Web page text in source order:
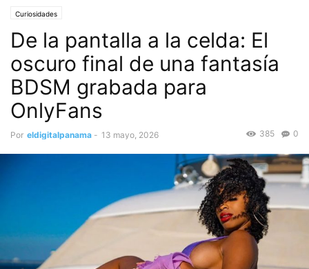
Curiosidades
De la pantalla a la celda: El
oscuro final de una fantasía
BDSM grabada para
OnlyFans
Por eldigitalpanama - 13 mayo, 2026 0
385